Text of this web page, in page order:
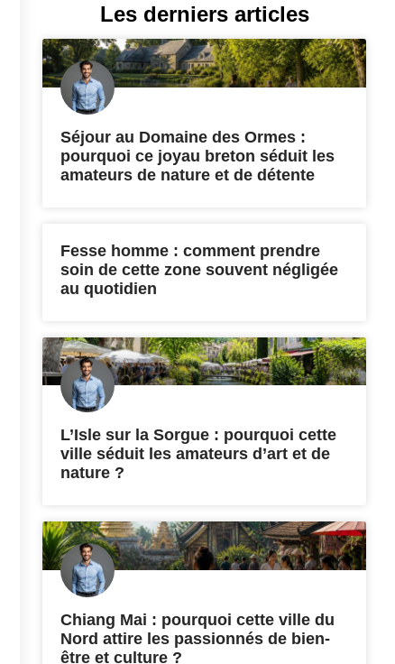
Les derniers articles
Séjour au Domaine des Ormes :
pourquoi ce joyau breton séduit les
amateurs de nature et de détente
Fesse homme : comment prendre
soin de cette zone souvent négligée
au quotidien
L’Isle sur la Sorgue : pourquoi cette
ville séduit les amateurs d’art et de
nature ?
Chiang Mai : pourquoi cette ville du
Nord attire les passionnés de bien-
être et culture ?